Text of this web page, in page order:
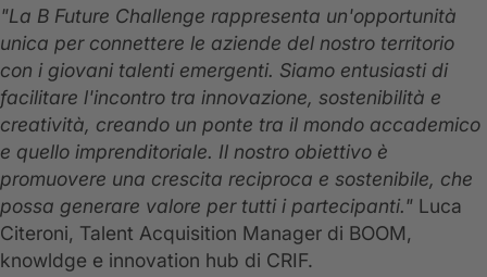
"La B Future Challenge rappresenta un'opportunità
unica per connettere le aziende del nostro territorio
con i giovani talenti emergenti. Siamo entusiasti di
facilitare l'incontro tra innovazione, sostenibilità e
creatività, creando un ponte tra il mondo accademico
e quello imprenditoriale. Il nostro obiettivo è
promuovere una crescita reciproca e sostenibile, che
possa generare valore per tutti i partecipanti." Luca
Citeroni, Talent Acquisition Manager di BOOM,
knowldge e innovation hub di CRIF.